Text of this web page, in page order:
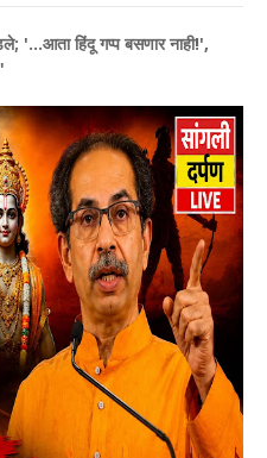
'...आता हिंदू गप्प बसणार नाही!',